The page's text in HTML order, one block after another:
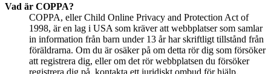
Vad är COPPA?
COPPA, eller Child Online Privacy and Protection Act of
1998, är en lag i USA som kräver att webbplatser som samlar
in information från barn under 13 år har skriftligt tillstånd från
föräldrarna. Om du är osäker på om detta rör dig som försöker
att registrera dig, eller om det rör webbplatsen du försöker
registrera dig på, kontakta ett juridiskt ombud för hjälp.